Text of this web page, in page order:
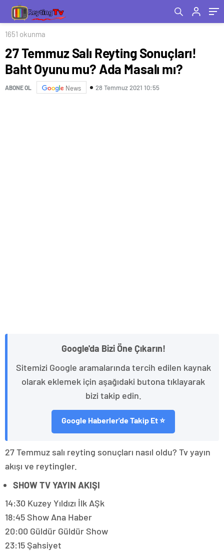
1651 okunma
27 Temmuz Salı Reyting Sonuçları!
Baht Oyunu mu? Ada Masalı mı?
ABONE OL News 28 Temmuz 2021 10:55
Google'da Bizi Öne Çıkarın!
Sitemizi Google aramalarında tercih edilen kaynak
olarak eklemek için aşağıdaki butona tıklayarak
bizi takip edin.
Google Haberler'de Takip Et ⭐
27 Temmuz salı reyting sonuçları nasıl oldu? Tv yayın
akışı ve reytingler.
SHOW TV YAYIN AKIŞI
14:30 Kuzey Yıldızı İlk AŞk
18:45 Show Ana Haber
20:00 Güldür Güldür Show
23:15 Şahsiyet